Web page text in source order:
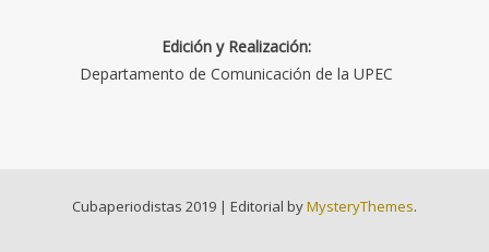
Edición y Realización:
Departamento de Comunicación de la UPEC
Cubaperiodistas 2019 | Editorial byMysteryThemes.